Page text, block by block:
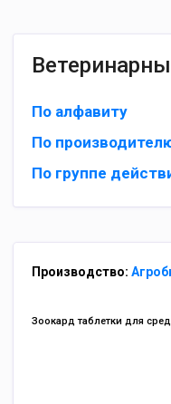
По алфавиту
По
По группе
Производство:
Зоокард таблетки для